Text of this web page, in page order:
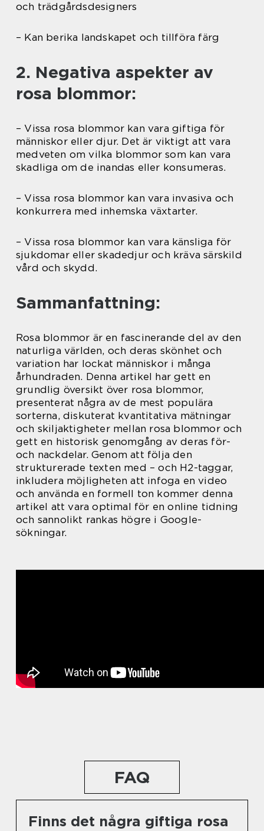
och trädgårdsdesigners
– Kan berika landskapet och tillföra färg
2. Negativa aspekter av
rosa blommor:
– Vissa rosa blommor kan vara giftiga för
människor eller djur. Det är viktigt att vara
medveten om vilka blommor som kan vara
skadliga om de inandas eller konsumeras.
– Vissa rosa blommor kan vara invasiva och
konkurrera med inhemska växtarter.
– Vissa rosa blommor kan vara känsliga för
sjukdomar eller skadedjur och kräva särskild
vård och skydd.
Sammanfattning:
Rosa blommor är en fascinerande del av den
naturliga världen, och deras skönhet och
variation har lockat människor i många
århundraden. Denna artikel har gett en
grundlig översikt över rosa blommor,
presenterat några av de mest populära
sorterna, diskuterat kvantitativa mätningar
och skiljaktigheter mellan rosa blommor och
gett en historisk genomgång av deras för-
och nackdelar. Genom att följa den
strukturerade texten med – och H2-taggar,
inkludera möjligheten att infoga en video
och använda en formell ton kommer denna
artikel att vara optimal för en online tidning
och sannolikt rankas högre i Google-
sökningar.
FAQ
Finns det några giftiga rosa